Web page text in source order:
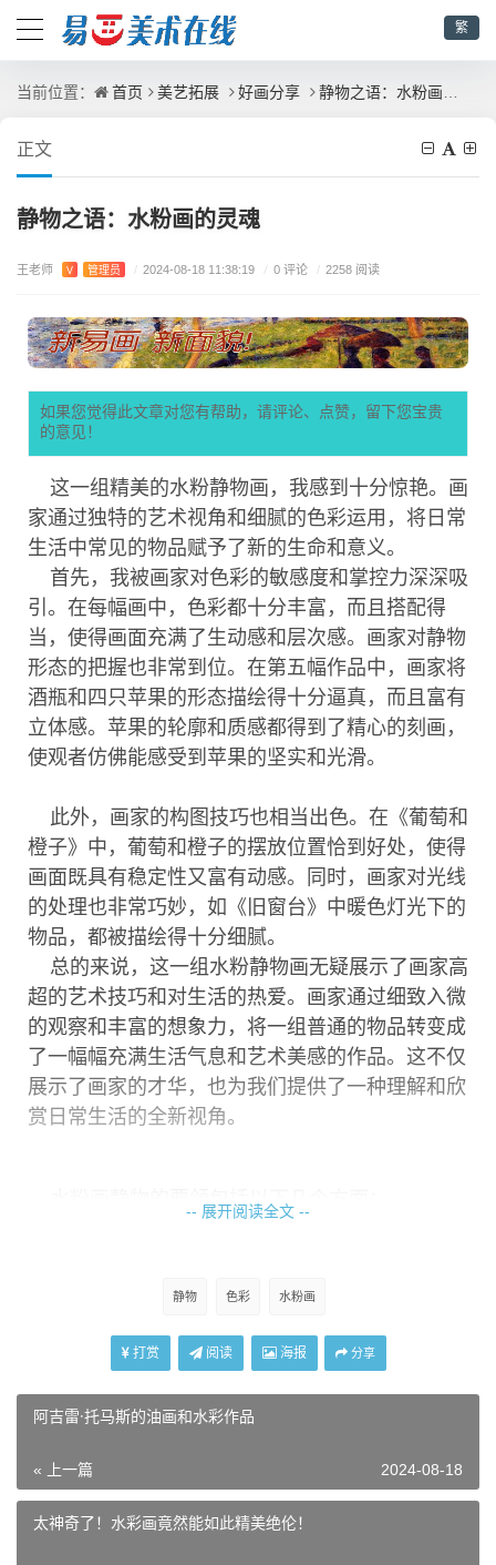
繁
当前位置： 首页 美艺拓展 好画分享 静物之语：水粉画的灵魂
正文
静物之语：水粉画的灵魂
王老师 V 管理员 / 2024-08-18 11:38:19 / 0 评论 / 2258 阅读
如果您觉得此文章对您有帮助，请评论、点赞，留下您宝贵
的意见！
这一组精美的水粉静物画，我感到十分惊艳。画
家通过独特的艺术视角和细腻的色彩运用，将日常
生活中常见的物品赋予了新的生命和意义。
首先，我被画家对色彩的敏感度和掌控力深深吸
引。在每幅画中，色彩都十分丰富，而且搭配得
当，使得画面充满了生动感和层次感。画家对静物
形态的把握也非常到位。在第五幅作品中，画家将
酒瓶和四只苹果的形态描绘得十分逼真，而且富有
立体感。苹果的轮廓和质感都得到了精心的刻画，
使观者仿佛能感受到苹果的坚实和光滑。
此外，画家的构图技巧也相当出色。在《葡萄和
橙子》中，葡萄和橙子的摆放位置恰到好处，使得
画面既具有稳定性又富有动感。同时，画家对光线
的处理也非常巧妙，如《旧窗台》中暖色灯光下的
物品，都被描绘得十分细腻。
总的来说，这一组水粉静物画无疑展示了画家高
超的艺术技巧和对生活的热爱。画家通过细致入微
的观察和丰富的想象力，将一组普通的物品转变成
了一幅幅充满生活气息和艺术美感的作品。这不仅
展示了画家的才华，也为我们提供了一种理解和欣
赏日常生活的全新视角。
水粉画静物的要领包括以下几个方面：
稳，避免出现对称式构图。
状中，要注意物体的比例、大小、位置、前后关系
等。在色彩中，要注意色彩的冷暖、纯度、明度
等。在绘画时，要注意观察物体的形和色的特点，
3. 深入刻画：在绘画过程中，要逐步深入刻画
物体，特别是物体的细节部分。要注意物体的质感
和光影的表现，以及色彩的搭配和变化。
-- 展开阅读全文 --
静物 色彩 水粉画
打赏 阅读 海报 分享
阿吉雷·托马斯的油画和水彩作品
« 上一篇 2024-08-18
太神奇了！水彩画竟然能如此精美绝伦！